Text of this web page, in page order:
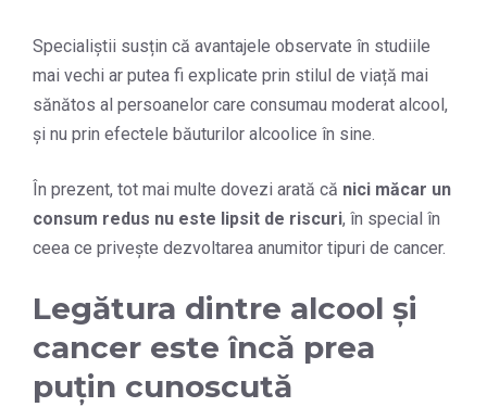
Specialiștii susțin că avantajele observate în studiile
mai vechi ar putea fi explicate prin stilul de viață mai
sănătos al persoanelor care consumau moderat alcool,
și nu prin efectele băuturilor alcoolice în sine.
În prezent, tot mai multe dovezi arată că nici măcar un
consum redus nu este lipsit de riscuri, în special în
ceea ce privește dezvoltarea anumitor tipuri de cancer.
Legătura dintre alcool și
cancer este încă prea
puțin cunoscută